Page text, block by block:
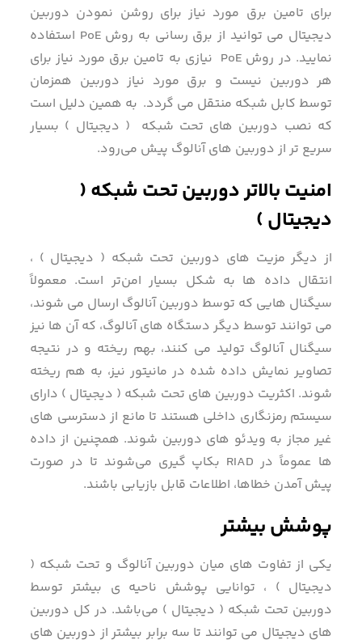
برای تامین برق مورد نیاز برای روشن نمودن دوربین
دیجیتال می توانید از برق رسانی به روش PoE استفاده
نمایید. در روش PoE‌ نیازی به تامین برق مورد نیاز برای
هر دوربین نیست و برق مورد نیاز دوربین همزمان
توسط کابل شبکه منتقل می گردد. به همین دلیل است
که نصب دوربین های تحت شبکه ( دیجیتال ) بسیار
سریع تر از دوربین های آنالوگ پیش می‌رود.
امنیت بالاتر دوربین تحت شبکه (
دیجیتال )
از دیگر مزیت های دوربین تحت شبکه ( دیجیتال ) ،
انتقال داده ها به شکل بسیار امن‌تر است. معمولاً
سیگنال هایی که توسط دوربین آنالوگ ارسال می شوند،
می توانند توسط دیگر دستگاه های آنالوگ، که آن ها نیز
سیگنال آنالوگ تولید می کنند، بهم ریخته و در نتیجه
تصاویر نمایش داده شده در مانیتور نیز، به هم ریخته
شوند. اکثریت دوربین های تحت شبکه ( دیجیتال ) دارای
سیستم رمزنگاری داخلی هستند تا مانع از دسترسی های
غیر مجاز به ویدئو های دوربین شوند. همچنین از داده
ها عموماً در RIAD بکاپ گیری می‌شوند تا در صورت
پیش آمدن خطاها، اطلاعات قابل بازیابی باشند.
پوشش بیشتر
یکی از تفاوت های میان دوربین آنالوگ و تحت شبکه (
دیجیتال ) ، توانایی پوشش ناحیه ی بیشتر توسط
دوربین تحت شبکه ( دیجیتال ) می‌باشد. در کل دوربین
های دیجیتال می توانند تا سه برابر بیشتر از دوربین های